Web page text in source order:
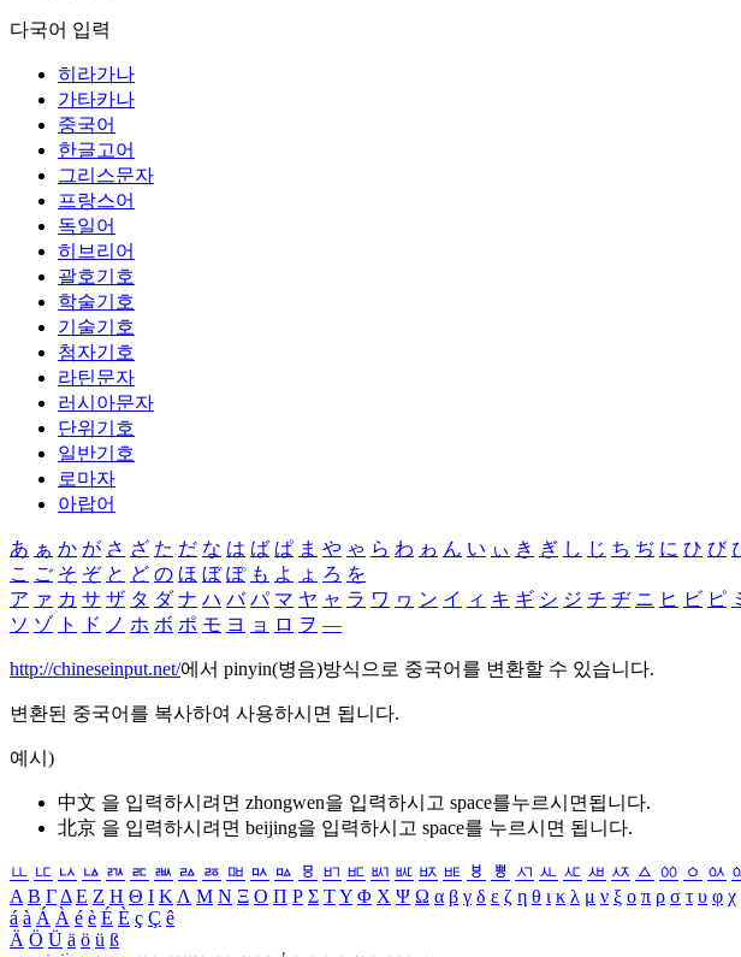
다국어 입력
히라가나
가타카나
중국어
한글고어
그리스문자
프랑스어
독일어
히브리어
괄호기호
학술기호
기술기호
첨자기호
라틴문자
러시아문자
단위기호
일반기호
로마자
아랍어
あ ぁ か が さ ざ た だ な は ば ぱ ま や ゃ ら わ ゎ ん い ぃ き ぎ し じ ち ぢ に ひ び
こ ご そ ぞ と ど の ほ ぼ ぽ も よ ょ ろ を
ア ァ カ サ ザ タ ダ ナ ハ バ パ マ ヤ ャ ラ ワ ヮ ン イ ィ キ ギ シ ジ チ ヂ ニ ヒ ビ ピ
ソ ゾ ト ド ノ ホ ボ ポ モ ヨ ョ ロ ヲ ―
http://chineseinput.net/에서 pinyin(병음)방식으로 중국어를 변환할 수 있습니다.
변환된 중국어를 복사하여 사용하시면 됩니다.
예시)
中文 을 입력하시려면 zhongwen을 입력하시고 space를누르시면됩니다.
北京 을 입력하시려면 beijing을 입력하시고 space를 누르시면 됩니다.
ㅥ ㅦ ㅧ ㅨ ㅩ ㅪ ㅫ ㅬ ㅭ ㅮ ㅯ ㅰ ㅱ ㅲ ㅳ ㅴ ㅵ ㅶ ㅷ ㅸ ㅹ ㅺ ㅻ ㅼ ㅽ ㅾ ㅿ ㆀ ㆁ ㆂ
Α Β ΓΔ Ε Ζ Η Θ Ι ΚΛ Μ Ν Ξ Ο Π Ρ Σ ΤΥ Φ Χ Ψ Ω α β γ δ ε ζ η θ ι κ λ μ ν ξ ο π ρ σ τ υ φ χ
á à Á À é è É È ç Ç ê
Ä Ö Ü ä ö ü ß